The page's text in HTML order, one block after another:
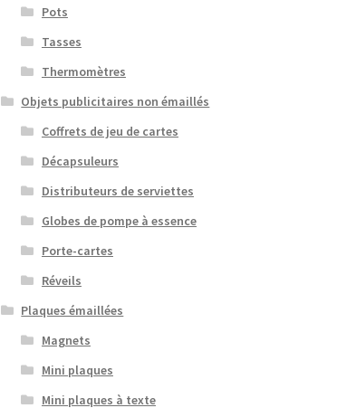
Pots
Tasses
Thermomètres
Objets publicitaires non émaillés
Coffrets de jeu de cartes
Décapsuleurs
Distributeurs de serviettes
Globes de pompe à essence
Porte-cartes
Réveils
Plaques émaillées
Magnets
Mini plaques
Mini plaques à texte